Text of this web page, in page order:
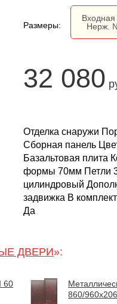
Размеры:
Входная
Нерж.
32 080
Отделка снаружи
Сборная панель
Базальтовая плита
формы 70мм Петли 3
цилиндровый
задвижка В
Да
ДВЕРИ»:
60
860/